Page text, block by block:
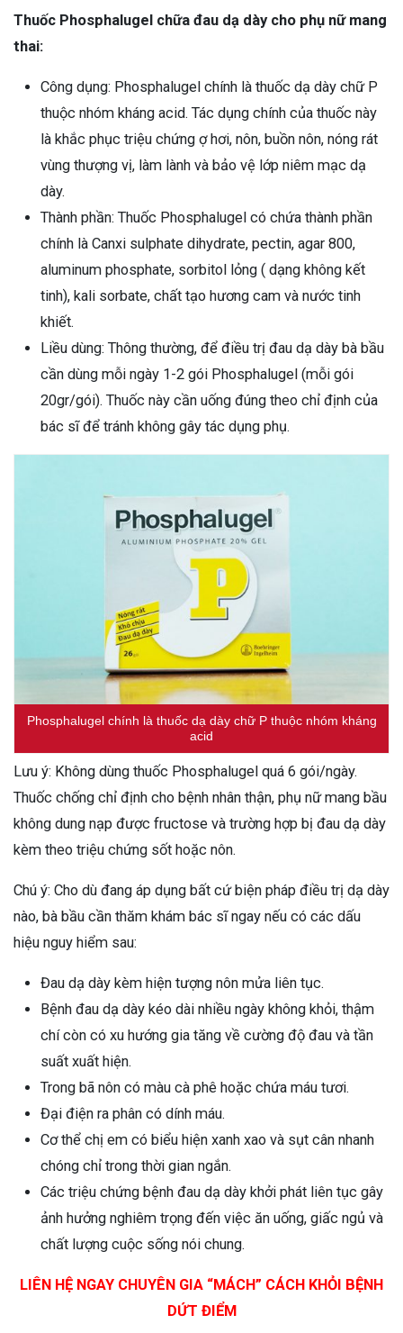
Thuốc Phosphalugel chữa đau dạ dày cho phụ nữ mang
thai:
Công dụng: Phosphalugel chính là thuốc dạ dày chữ P
thuộc nhóm kháng acid. Tác dụng chính của thuốc này
là khắc phục triệu chứng ợ hơi, nôn, buồn nôn, nóng rát
vùng thượng vị, làm lành và bảo vệ lớp niêm mạc dạ
dày.
Thành phần: Thuốc Phosphalugel có chứa thành phần
chính là Canxi sulphate dihydrate, pectin, agar 800,
aluminum phosphate, sorbitol lỏng ( dạng không kết
tinh), kali sorbate, chất tạo hương cam và nước tinh
khiết.
Liều dùng: Thông thường, để điều trị đau dạ dày bà bầu
cần dùng mỗi ngày 1-2 gói Phosphalugel (mỗi gói
20gr/gói). Thuốc này cần uống đúng theo chỉ định của
bác sĩ để tránh không gây tác dụng phụ.
Phosphalugel chính là thuốc dạ dày chữ P thuộc nhóm kháng
acid
Lưu ý: Không dùng thuốc Phosphalugel quá 6 gói/ngày.
Thuốc chống chỉ định cho bệnh nhân thận, phụ nữ mang bầu
không dung nạp được fructose và trường hợp bị đau dạ dày
kèm theo triệu chứng sốt hoặc nôn.
Chú ý: Cho dù đang áp dụng bất cứ biện pháp điều trị dạ dày
nào, bà bầu cần thăm khám bác sĩ ngay nếu có các dấu
hiệu nguy hiểm sau:
Đau dạ dày kèm hiện tượng nôn mửa liên tục.
Bệnh đau dạ dày kéo dài nhiều ngày không khỏi, thậm
chí còn có xu hướng gia tăng về cường độ đau và tần
suất xuất hiện.
Trong bã nôn có màu cà phê hoặc chứa máu tươi.
Đại điện ra phân có dính máu.
Cơ thể chị em có biểu hiện xanh xao và sụt cân nhanh
chóng chỉ trong thời gian ngắn.
Các triệu chứng bệnh đau dạ dày khởi phát liên tục gây
ảnh hưởng nghiêm trọng đến việc ăn uống, giấc ngủ và
chất lượng cuộc sống nói chung.
LIÊN HỆ NGAY CHUYÊN GIA “MÁCH” CÁCH KHỎI BỆNH
DỨT ĐIỂM